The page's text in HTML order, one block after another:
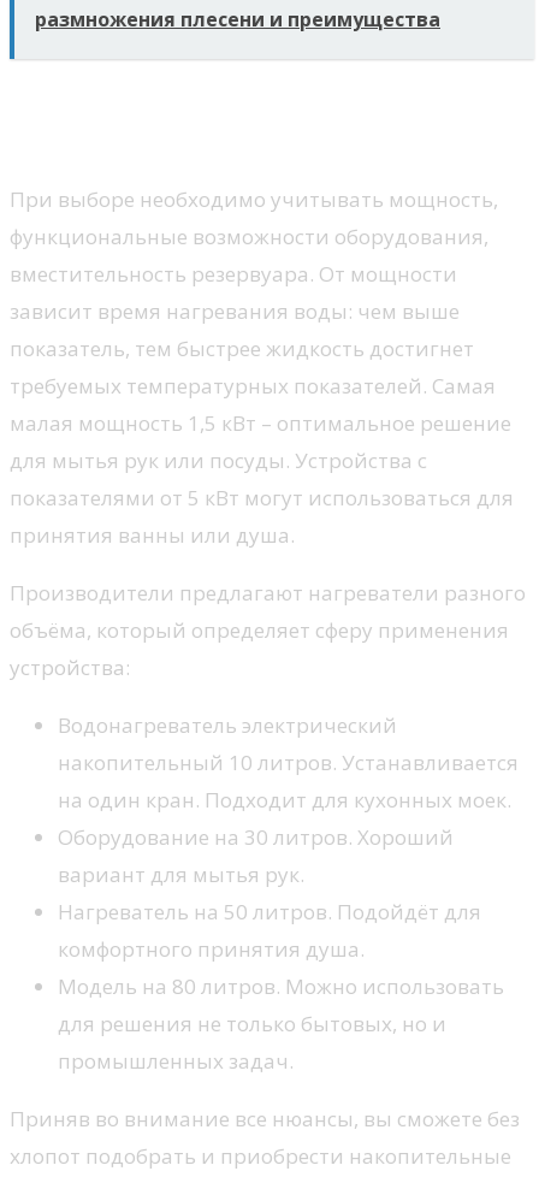
размножения плесени и преимущества
При выборе необходимо учитывать мощность,
функциональные возможности оборудования,
вместительность резервуара. От мощности
зависит время нагревания воды: чем выше
показатель, тем быстрее жидкость достигнет
требуемых температурных показателей. Самая
малая мощность 1,5 кВт – оптимальное решение
для мытья рук или посуды. Устройства с
показателями от 5 кВт могут использоваться для
принятия ванны или душа.
Производители предлагают нагреватели разного
объёма, который определяет сферу применения
устройства:
Водонагреватель электрический
накопительный 10 литров. Устанавливается
на один кран. Подходит для кухонных моек.
Оборудование на 30 литров. Хороший
вариант для мытья рук.
Нагреватель на 50 литров. Подойдёт для
комфортного принятия душа.
Модель на 80 литров. Можно использовать
для решения не только бытовых, но и
промышленных задач.
Приняв во внимание все нюансы, вы сможете без
хлопот подобрать и приобрести накопительные